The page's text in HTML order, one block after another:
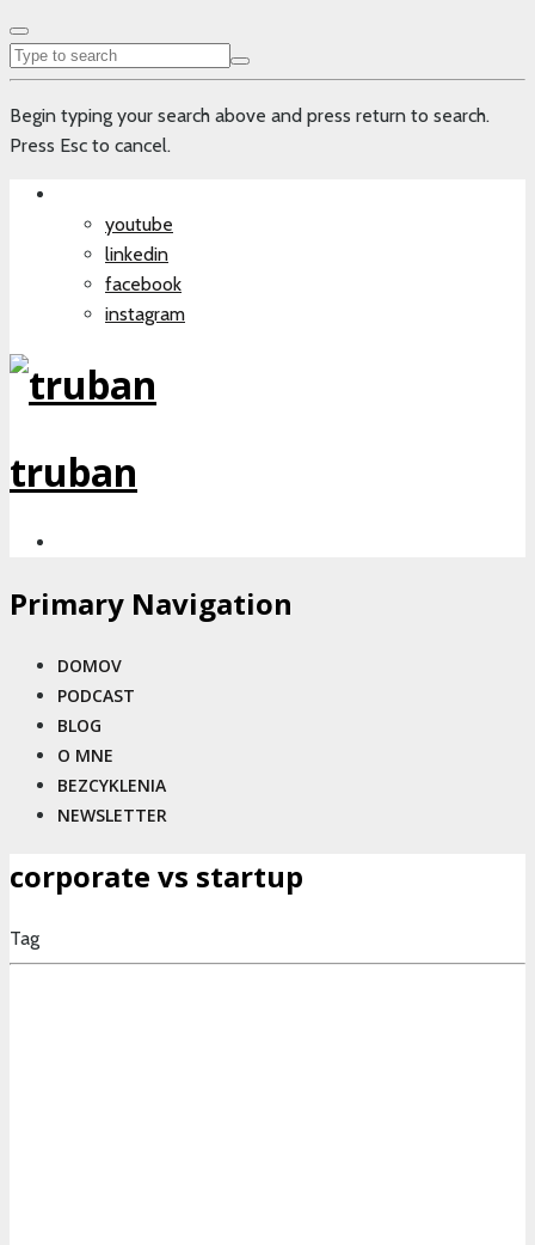
Begin typing your search above and press return to search.
Press Esc to cancel.
youtube
linkedin
facebook
instagram
truban
Primary Navigation
DOMOV
PODCAST
BLOG
O MNE
BEZCYKLENIA
NEWSLETTER
corporate vs startup
Tag